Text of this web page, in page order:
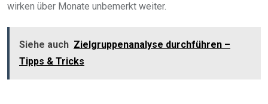
wirken über Monate unbemerkt weiter.
Siehe auch Zielgruppenanalyse durchführen –
Tipps & Tricks